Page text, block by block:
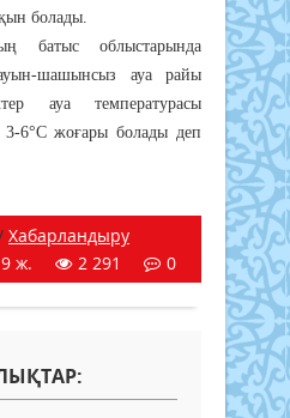
болады.
батыс облыстарында
шашынсыз ауа райы
ауа температурасы
3-6°С жоғары болады деп
Хабарландыру
ж.
2 291 0